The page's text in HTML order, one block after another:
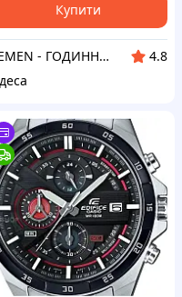
Купити
REMEN - ГОДИННИК ЛУЧШИЙ ПОДАРУНОК
4.8